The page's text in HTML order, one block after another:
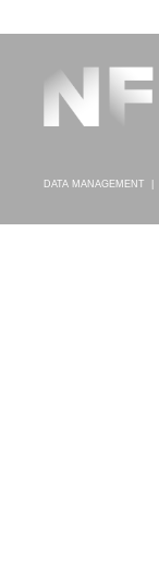
ARTIST:
DATA MANAGEMENT